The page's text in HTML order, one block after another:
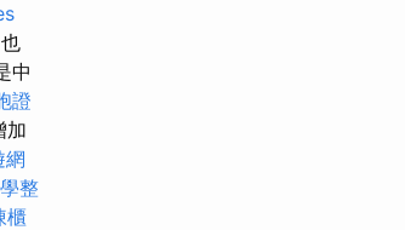
中
證
加
網
學整
櫃